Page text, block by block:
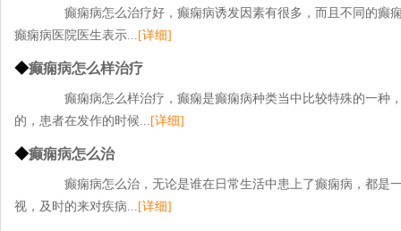
癫痫病怎么治疗好，癫痫病诱发因素有很多，而且不同的癫
癫痫病医院医生表示... [详细]
◆癫痫病怎么样治疗
癫痫病怎么样治疗，癫痫是癫痫病种类当中比较特殊的一种
的，患者在发作的时候... [详细]
◆癫痫病怎么治
癫痫病怎么治，无论是谁在日常生活中患上了癫痫病，都是
视，及时的来对疾病... [详细]